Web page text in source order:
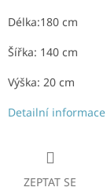
Délka:180 cm
Šířka: 140 cm
Výška: 20 cm
Detailní informace
ZEPTAT SE